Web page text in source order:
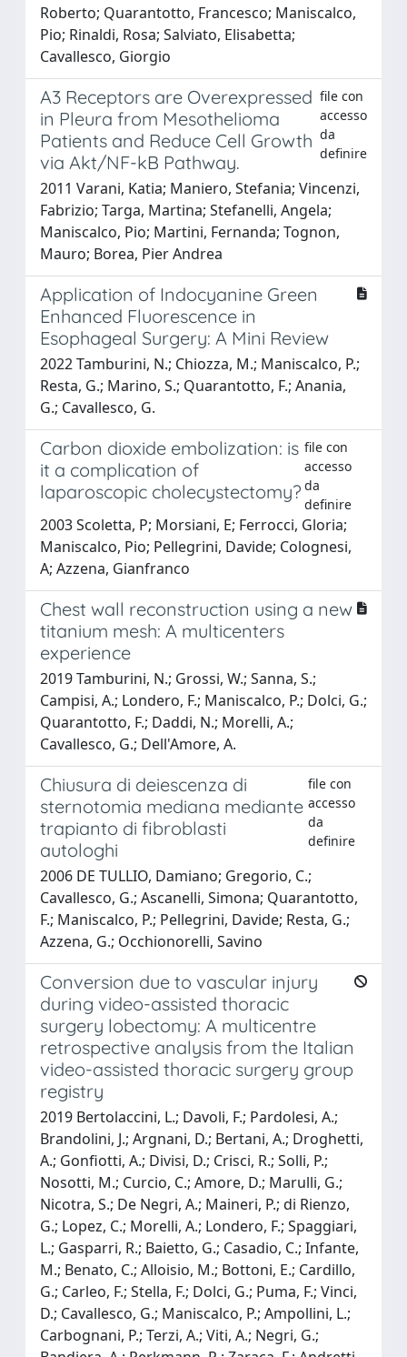
Roberto; Quarantotto, Francesco; Maniscalco,
Pio; Rinaldi, Rosa; Salviato, Elisabetta;
Cavallesco, Giorgio
A3 Receptors are Overexpressed
in Pleura from Mesothelioma
Patients and Reduce Cell Growth
via Akt/NF-kB Pathway.
file con
accesso
da
definire
2011 Varani, Katia; Maniero, Stefania; Vincenzi,
Fabrizio; Targa, Martina; Stefanelli, Angela;
Maniscalco, Pio; Martini, Fernanda; Tognon,
Mauro; Borea, Pier Andrea
Application of Indocyanine Green
Enhanced Fluorescence in
Esophageal Surgery: A Mini Review
2022 Tamburini, N.; Chiozza, M.; Maniscalco, P.;
Resta, G.; Marino, S.; Quarantotto, F.; Anania,
G.; Cavallesco, G.
Carbon dioxide embolization: is
it a complication of
laparoscopic cholecystectomy?
file con
accesso
da
definire
2003 Scoletta, P; Morsiani, E; Ferrocci, Gloria;
Maniscalco, Pio; Pellegrini, Davide; Colognesi,
A; Azzena, Gianfranco
Chest wall reconstruction using a new
titanium mesh: A multicenters
experience
2019 Tamburini, N.; Grossi, W.; Sanna, S.;
Campisi, A.; Londero, F.; Maniscalco, P.; Dolci, G.;
Quarantotto, F.; Daddi, N.; Morelli, A.;
Cavallesco, G.; Dell'Amore, A.
Chiusura di deiescenza di
sternotomia mediana mediante
trapianto di fibroblasti
autologhi
file con
accesso
da
definire
2006 DE TULLIO, Damiano; Gregorio, C.;
Cavallesco, G.; Ascanelli, Simona; Quarantotto,
F.; Maniscalco, P.; Pellegrini, Davide; Resta, G.;
Azzena, G.; Occhionorelli, Savino
Conversion due to vascular injury
during video-assisted thoracic
surgery lobectomy: A multicentre
retrospective analysis from the Italian
video-assisted thoracic surgery group
registry
2019 Bertolaccini, L.; Davoli, F.; Pardolesi, A.;
Brandolini, J.; Argnani, D.; Bertani, A.; Droghetti,
A.; Gonfiotti, A.; Divisi, D.; Crisci, R.; Solli, P.;
Nosotti, M.; Curcio, C.; Amore, D.; Marulli, G.;
Nicotra, S.; De Negri, A.; Maineri, P.; di Rienzo,
G.; Lopez, C.; Morelli, A.; Londero, F.; Spaggiari,
L.; Gasparri, R.; Baietto, G.; Casadio, C.; Infante,
M.; Benato, C.; Alloisio, M.; Bottoni, E.; Cardillo,
G.; Carleo, F.; Stella, F.; Dolci, G.; Puma, F.; Vinci,
D.; Cavallesco, G.; Maniscalco, P.; Ampollini, L.;
Carbognani, P.; Terzi, A.; Viti, A.; Negri, G.;